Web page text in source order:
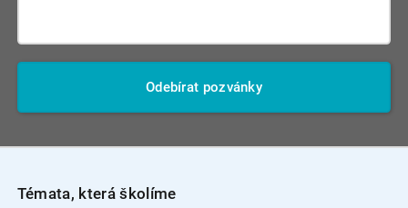
Odebírat pozvánky
Témata, která školíme